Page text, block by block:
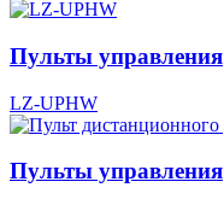
Пульты управления
LZ-UPHW
Пульты управления